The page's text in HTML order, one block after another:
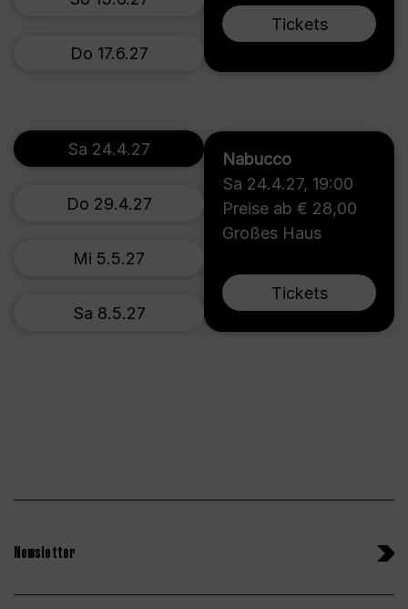
Tickets
Do 17.6.27
Nabucco
Sa 24.4.27, 19:00
Preise ab € 28,00
Großes Haus
Tickets
Sa 24.4.27
Do 29.4.27
Mi 5.5.27
Sa 8.5.27
Newsletter